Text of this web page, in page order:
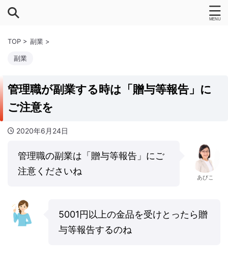
TOP > 副業 >
副業
管理職が副業する時は「贈与等報告」に
ご注意を
2020年6月24日
管理職の副業は「贈与等報告」にご
注意くださいね
あびこ
5001円以上の金品を受けとったら贈
与等報告するのね